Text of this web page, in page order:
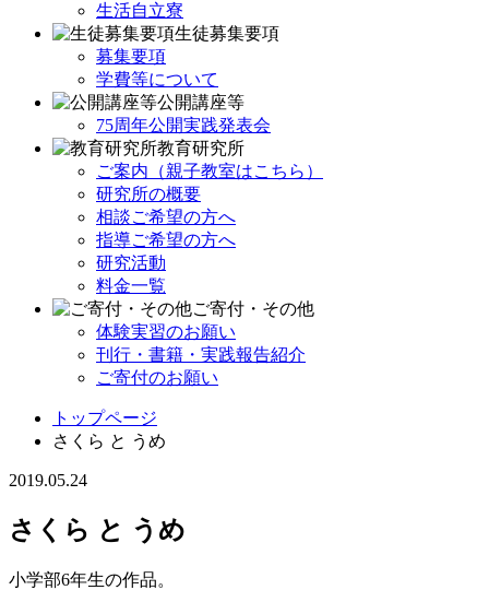
生活自立寮
生徒募集要項
募集要項
学費等について
公開講座等
75周年公開実践発表会
教育研究所
ご案内（親子教室はこちら）
研究所の概要
相談ご希望の方へ
指導ご希望の方へ
研究活動
料金一覧
ご寄付・その他
体験実習のお願い
刊行・書籍・実践報告紹介
ご寄付のお願い
トップページ
さくら と うめ
2019.05.24
さくら と うめ
小学部6年生の作品。